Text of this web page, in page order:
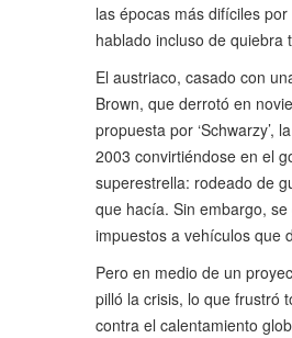
las épocas más difíciles
hablado incluso de quiebra
El austriaco, casado con
Brown, que derrotó en
propuesta por ‘Schwarzy’,
2003 convirtiéndose en el
superestrella: rodeado de
que hacía. Sin embargo,
impuestos a vehículos que
Pero en medio de un
pilló la crisis, lo que frustró
contra el calentamiento